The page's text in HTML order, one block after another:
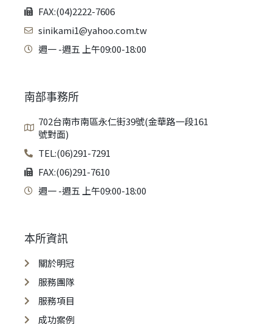
FAX:(04)2222-7606
sinikami1@yahoo.com.tw
週一 -週五 上午09:00-18:00
南部事務所
702台南市南區永仁街39號(金華路一段161
號對面)
TEL:(06)291-7291
FAX:(06)291-7610
週一 -週五 上午09:00-18:00
本所資訊
關於明冠
服務團隊
服務項目
成功案例